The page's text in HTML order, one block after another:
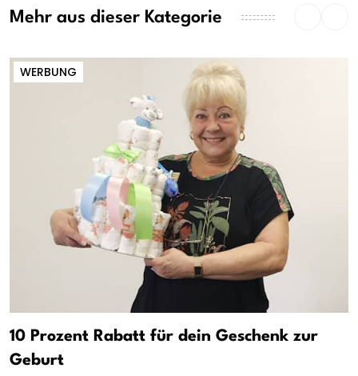
Mehr aus dieser Kategorie
WERBUNG
10 Prozent Rabatt für dein Geschenk zur
Geburt